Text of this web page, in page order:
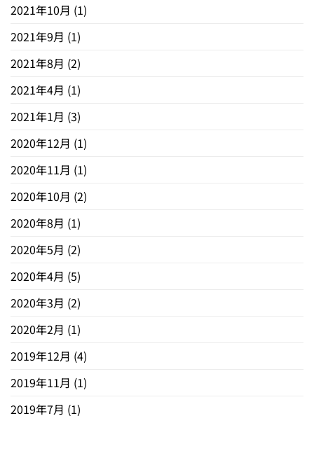
2021年10月 (1)
2021年9月 (1)
2021年8月 (2)
2021年4月 (1)
2021年1月 (3)
2020年12月 (1)
2020年11月 (1)
2020年10月 (2)
2020年8月 (1)
2020年5月 (2)
2020年4月 (5)
2020年3月 (2)
2020年2月 (1)
2019年12月 (4)
2019年11月 (1)
2019年7月 (1)